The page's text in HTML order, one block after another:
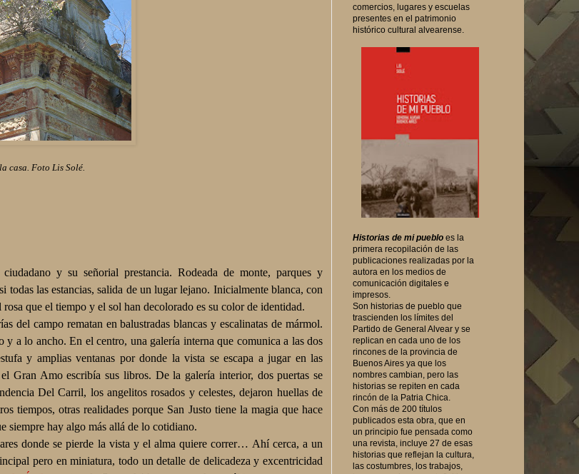
casa. Foto Lis Solé.
y su señorial prestancia. Rodeada de monte, parques y
todas las estancias, salida de un lugar lejano. Inicialmente blanca, con
que el tiempo y el sol han decolorado es su color de identidad.
del campo rematan en balustradas blancas y escalinatas de mármol.
a lo ancho. En el centro, una galería interna que comunica a las dos
y amplias ventanas por donde la vista se escapa a jugar en las
Gran Amo escribía sus libros. De la galería interior, dos puertas se
Del Carril, los angelitos rosados y celestes, dejaron huellas de
tiempos, otras realidades porque San Justo tiene la magia que hace
siempre hay algo más allá de lo cotidiano.
donde se pierde la vista y el alma quiere correr… Ahí cerca, a un
pero en miniatura, todo un detalle de delicadeza y excentricidad
comercios, lugares y escuelas
presentes en el patrimonio
histórico cultural alvearense.
Historias de mi pueblo es la
primera recopilación de las
publicaciones realizadas por la
autora en los medios de
comunicación digitales e
impresos.
Son historias de pueblo que
trascienden los límites del
Partido de General Alvear y se
replican en cada uno de los
rincones de la provincia de
Buenos Aires ya que los
nombres cambian, pero las
historias se repiten en cada
rincón de la Patria Chica.
Con más de 200 títulos
publicados esta obra, que en
un principio fue pensada como
una revista, incluye 27 de esas
historias que reflejan la cultura,
las costumbres, los trabajos,